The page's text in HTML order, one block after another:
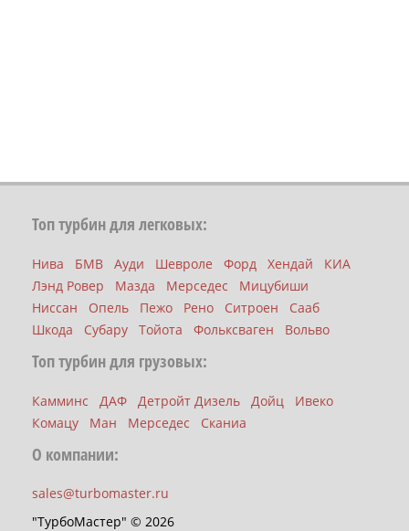
Топ турбин для легковых:
Нива БМВ Ауди Шевроле Форд Хендай
КИА
Лэнд Ровер
Мазда Мерседес
Мицубиши
Ниссан
Опель Пежо Рено Ситроен
Сааб
Шкода
Субару Тойота Фольксваген Вольво
Топ турбин для грузовых:
Камминс ДАФ Детройт Дизель Дойц
Ивеко
Комацу
Ман Мерседес Сканиа
О компании:
sales@turbomaster.ru
"ТурбоМастер" © 2026